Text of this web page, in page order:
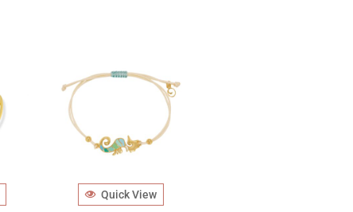
Quick View